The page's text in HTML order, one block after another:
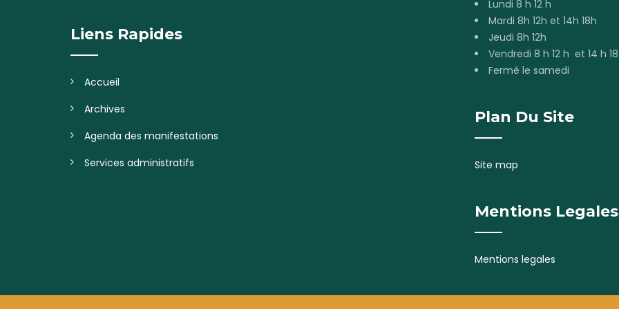
Liens Rapides
Accueil
Archives
Agenda des manifestations
Services administratifs
Lundi 8 h 12 h
Mardi 8h 12h et 14h 18h
Jeudi 8h 12h
Vendredi 8 h 12 h et 14 h
Fermé le samedi
Plan Du Site
Site map
Mentions Legales
Mentions legales